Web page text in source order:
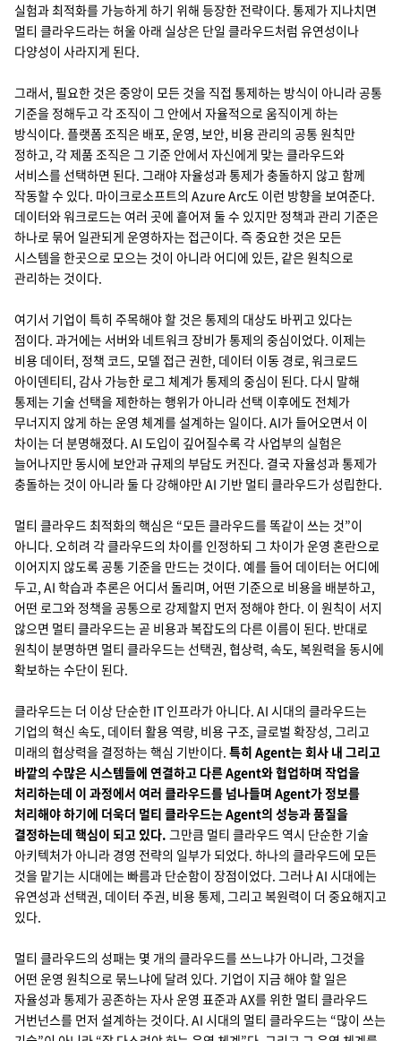
실험과 최적화를 가능하게 하기 위해 등장한 전략이다. 통제가 지나치면
멀티 클라우드라는 허울 아래 실상은 단일 클라우드처럼 유연성이나
다양성이 사라지게 된다.
그래서, 필요한 것은 중앙이 모든 것을 직접 통제하는 방식이 아니라 공통
기준을 정해두고 각 조직이 그 안에서 자율적으로 움직이게 하는
방식이다. 플랫폼 조직은 배포, 운영, 보안, 비용 관리의 공통 원칙만
정하고, 각 제품 조직은 그 기준 안에서 자신에게 맞는 클라우드와
서비스를 선택하면 된다. 그래야 자율성과 통제가 충돌하지 않고 함께
작동할 수 있다. 마이크로소프트의 Azure Arc도 이런 방향을 보여준다.
데이터와 워크로드는 여러 곳에 흩어져 둘 수 있지만 정책과 관리 기준은
하나로 묶어 일관되게 운영하자는 접근이다. 즉 중요한 것은 모든
시스템을 한곳으로 모으는 것이 아니라 어디에 있든, 같은 원칙으로
관리하는 것이다.
여기서 기업이 특히 주목해야 할 것은 통제의 대상도 바뀌고 있다는
점이다. 과거에는 서버와 네트워크 장비가 통제의 중심이었다. 이제는
비용 데이터, 정책 코드, 모델 접근 권한, 데이터 이동 경로, 워크로드
아이덴티티, 감사 가능한 로그 체계가 통제의 중심이 된다. 다시 말해
통제는 기술 선택을 제한하는 행위가 아니라 선택 이후에도 전체가
무너지지 않게 하는 운영 체계를 설계하는 일이다. AI가 들어오면서 이
차이는 더 분명해졌다. AI 도입이 깊어질수록 각 사업부의 실험은
늘어나지만 동시에 보안과 규제의 부담도 커진다. 결국 자율성과 통제가
충돌하는 것이 아니라 둘 다 강해야만 AI 기반 멀티 클라우드가 성립한다.
멀티 클라우드 최적화의 핵심은 “모든 클라우드를 똑같이 쓰는 것”이
아니다. 오히려 각 클라우드의 차이를 인정하되 그 차이가 운영 혼란으로
이어지지 않도록 공통 기준을 만드는 것이다. 예를 들어 데이터는 어디에
두고, AI 학습과 추론은 어디서 돌리며, 어떤 기준으로 비용을 배분하고,
어떤 로그와 정책을 공통으로 강제할지 먼저 정해야 한다. 이 원칙이 서지
않으면 멀티 클라우드는 곧 비용과 복잡도의 다른 이름이 된다. 반대로
원칙이 분명하면 멀티 클라우드는 선택권, 협상력, 속도, 복원력을 동시에
확보하는 수단이 된다.
클라우드는 더 이상 단순한 IT 인프라가 아니다. AI 시대의 클라우드는
기업의 혁신 속도, 데이터 활용 역량, 비용 구조, 글로벌 확장성, 그리고
미래의 협상력을 결정하는 핵심 기반이다. 특히 Agent는 회사 내 그리고
바깥의 수많은 시스템들에 연결하고 다른 Agent와 협업하며 작업을
처리하는데 이 과정에서 여러 클라우드를 넘나들며 Agent가 정보를
처리해야 하기에 더욱더 멀티 클라우드는 Agent의 성능과 품질을
결정하는데 핵심이 되고 있다. 그만큼 멀티 클라우드 역시 단순한 기술
아키텍처가 아니라 경영 전략의 일부가 되었다. 하나의 클라우드에 모든
것을 맡기는 시대에는 빠름과 단순함이 장점이었다. 그러나 AI 시대에는
유연성과 선택권, 데이터 주권, 비용 통제, 그리고 복원력이 더 중요해지고
있다.
멀티 클라우드의 성패는 몇 개의 클라우드를 쓰느냐가 아니라, 그것을
어떤 운영 원칙으로 묶느냐에 달려 있다. 기업이 지금 해야 할 일은
자율성과 통제가 공존하는 자사 운영 표준과 AX를 위한 멀티 클라우드
거번넌스를 먼저 설계하는 것이다. AI 시대의 멀티 클라우드는 “많이 쓰는